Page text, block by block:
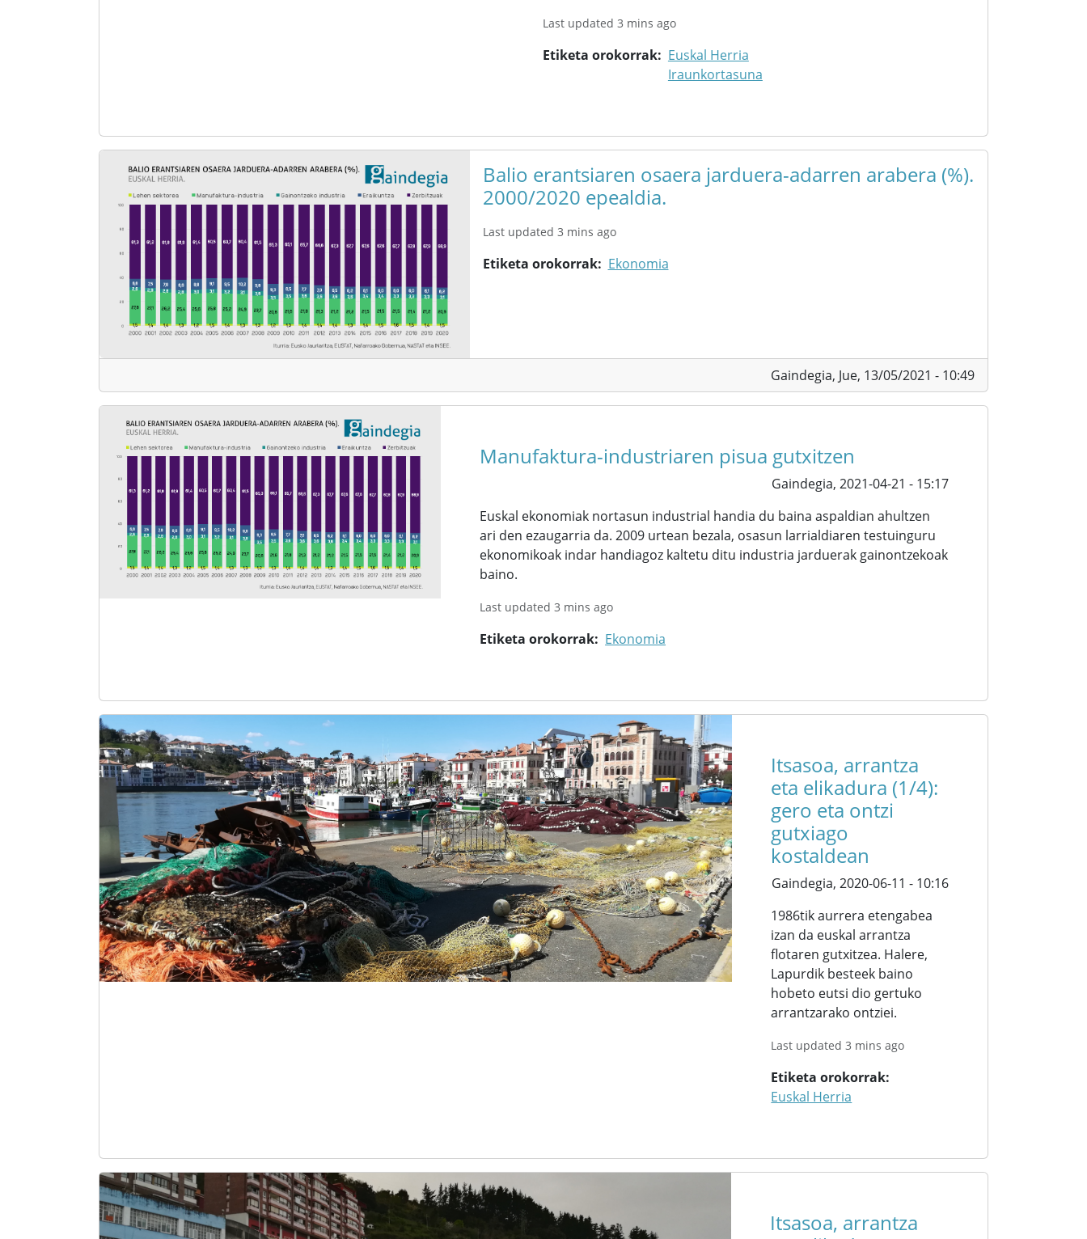
Last updated 3 mins ago
Etiketa orokorrak
Euskal Herria
Iraunkortasuna
Balio erantsiaren osaera jarduera-adarren arabera (%).
2000/2020 epealdia.
Last updated 3 mins ago
Etiketa orokorrak Ekonomia
Gaindegia, Jue, 13/05/2021 - 10:49
Manufaktura-industriaren pisua gutxitzen
Gaindegia, 2021-04-21 - 15:17
Euskal ekonomiak nortasun industrial handia du baina aspaldian ahultzen
ari den ezaugarria da. 2009 urtean bezala, osasun larrialdiaren testuinguru
ekonomikoak indar handiagoz kaltetu ditu industria jarduerak gainontzekoak
baino.
Last updated 3 mins ago
Etiketa orokorrak Ekonomia
Itsasoa, arrantza
eta elikadura (1/4):
gero eta ontzi
gutxiago
kostaldean
Gaindegia, 2020-06-11 - 10:16
1986tik aurrera etengabea
izan da euskal arrantza
flotaren gutxitzea. Halere,
Lapurdik besteek baino
hobeto eutsi dio gertuko
arrantzarako ontziei.
Last updated 3 mins ago
Etiketa orokorrak
Euskal Herria
Itsasoa, arrantza